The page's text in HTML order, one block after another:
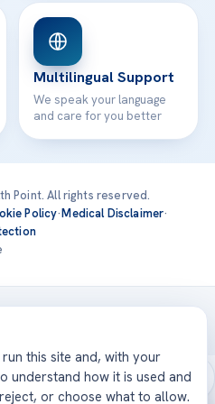
Multilingual Support
We speak your language
and care for you better
Point. All rights reserved.
Policy·Medical Disclaimer·
our JCI-accredited hospitals —
International
this site and, with your
understand how it is used and
or choose what to allow.